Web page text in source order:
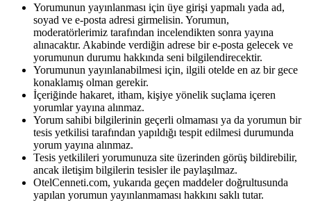
Yorumunun yayınlanması için üye girişi yapmalı yada ad,
soyad ve e-posta adresi girmelisin. Yorumun,
moderatörlerimiz tarafından incelendikten sonra yayına
alınacaktır. Akabinde verdiğin adrese bir e-posta gelecek ve
yorumunun durumu hakkında seni bilgilendirecektir.
Yorumunun yayınlanabilmesi için, ilgili otelde en az bir gece
konaklamış olman gerekir.
İçeriğinde hakaret, itham, kişiye yönelik suçlama içeren
yorumlar yayına alınmaz.
Yorum sahibi bilgilerinin geçerli olmaması ya da yorumun bir
tesis yetkilisi tarafından yapıldığı tespit edilmesi durumunda
yorum yayına alınmaz.
Tesis yetkilileri yorumunuza site üzerinden görüş bildirebilir,
ancak iletişim bilgilerin tesisler ile paylaşılmaz.
OtelCenneti.com, yukarıda geçen maddeler doğrultusunda
yapılan yorumun yayınlanmaması hakkını saklı tutar.